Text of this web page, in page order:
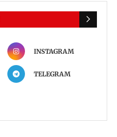
INSTAGRAM
TELEGRAM